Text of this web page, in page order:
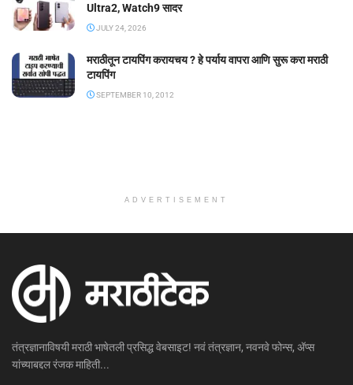
Ultra2, Watch9 सादर
JULY 24, 2026
मराठीतून टायपिंग करायचय ? हे पर्याय वापरा आणि सुरू करा मराठी
टायपिंग
SEPTEMBER 10, 2012
ADVERTISEMENT
तंत्रज्ञानाविषयी मराठी भाषेतली प्रसिद्ध वेबसाइट! नवं तंत्रज्ञान, नवनवे फोन्स, ॲप्स
यांच्याबद्दल रंजक माहिती...